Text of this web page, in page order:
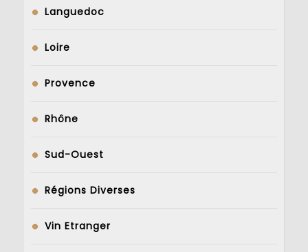
Languedoc
Loire
Provence
Rhône
Sud-Ouest
Régions Diverses
Vin Etranger